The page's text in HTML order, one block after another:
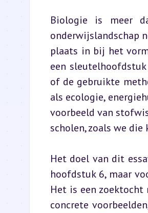
Biologie is meer
onderwijslandschap
plaats in bij het
een
of de gebruikte
als ecologie,
voorbeeld van
scholen, zoals we die
Het doel van dit
hoofdstuk 6, maar
Het is een
concrete